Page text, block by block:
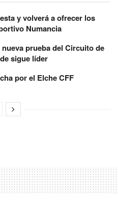
y volverá a ofrecer los
Numancia
prueba del Circuito de
sigue líder
por el Elche CFF